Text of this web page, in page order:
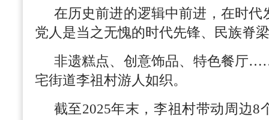
在历史前进的逻辑中前进，在时代
党人是当之无愧的时代先锋、民族脊
非遗糕点、创意饰品、特色餐厅
宅街道李祖村游人如织。
截至2025年末，李祖村带动周边8